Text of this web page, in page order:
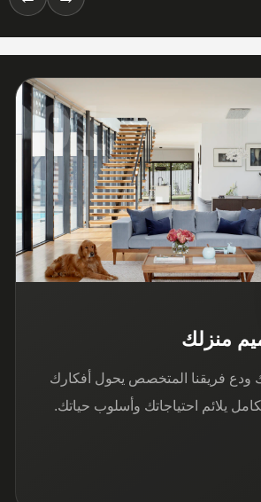
01
منزلك
ودع فريقنا المتخصص يحول أفكارك
يلائم احتياجاتك وأسلوب حياتك.